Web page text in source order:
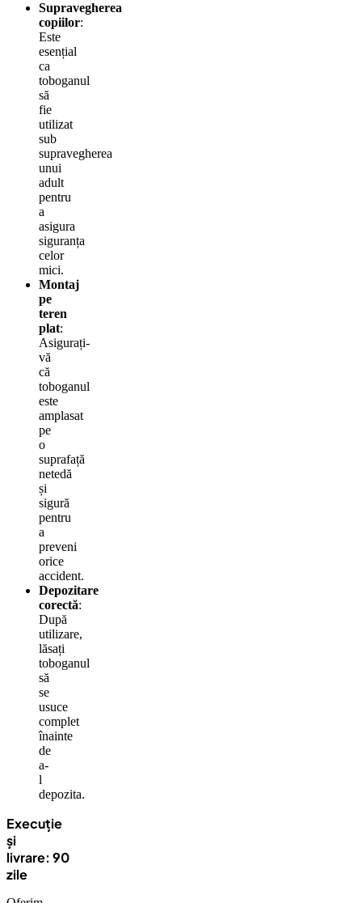
Supravegherea
copiilor:
Este
esențial
ca
toboganul
să
fie
utilizat
sub
supravegherea
unui
adult
pentru
a
asigura
siguranța
celor
mici.
Montaj
pe
teren
plat:
Asigurați-
vă
că
toboganul
este
amplasat
pe
o
suprafață
netedă
și
sigură
pentru
a
preveni
orice
accident.
Depozitare
corectă:
După
utilizare,
lăsați
toboganul
să
se
usuce
complet
înainte
de
a-
l
depozita.
Execuție
și
livrare: 90
zile